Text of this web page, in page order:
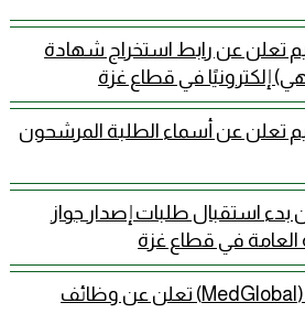
تعلن عن رابط استخراج شهادة
إلكترونيًا في قطاع غزة
تعلن عن أسماء الطلبة المرشحون
بدء استقبال طلبات إصدار جواز
العامة في قطاع غزة
منظمة ميدجلوبال (MedGlobal) تعلن عن وظائف